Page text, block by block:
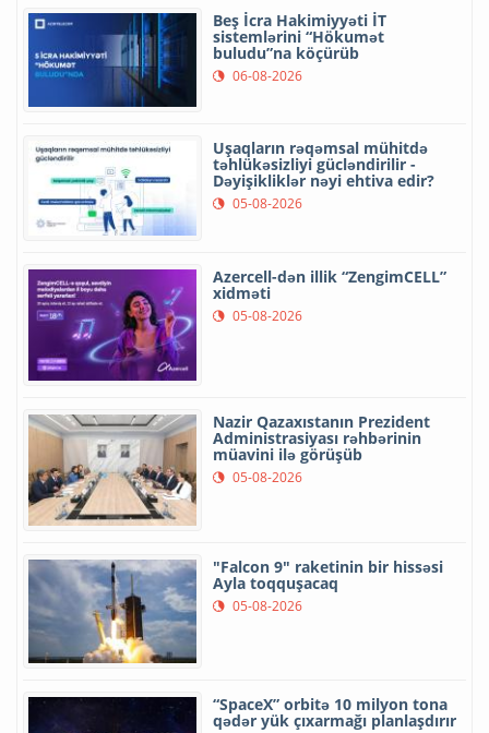
Beş İcra Hakimiyyəti İT
sistemlərini “Hökumət
buludu”na köçürüb
06-08-2026
Uşaqların rəqəmsal mühitdə
təhlükəsizliyi gücləndirilir -
Dəyişikliklər nəyi ehtiva edir?
05-08-2026
Azercell-dən illik “ZengimCELL”
xidməti
05-08-2026
Nazir Qazaxıstanın Prezident
Administrasiyası rəhbərinin
müavini ilə görüşüb
05-08-2026
"Falcon 9" raketinin bir hissəsi
Ayla toqquşacaq
05-08-2026
“SpaceX” orbitə 10 milyon tona
qədər yük çıxarmağı planlaşdırır